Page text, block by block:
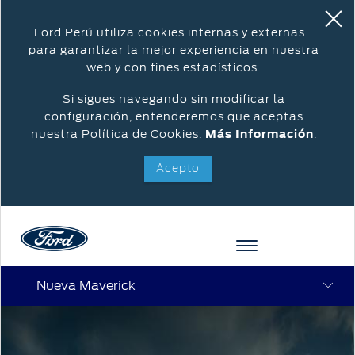
Ford Perú utiliza cookies internas y externas
para garantizar la mejor experiencia en nuestra
web y con fines estadísticos.
Si sigues navegando sin modificar la
configuración, entenderemos que aceptas
nuestra Política de Cookies. Más Información
Acepto
Acessibility
Nueva Maverick